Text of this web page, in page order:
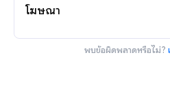
โฆษณา
พบข้อผิดพลาดหรือไม่?